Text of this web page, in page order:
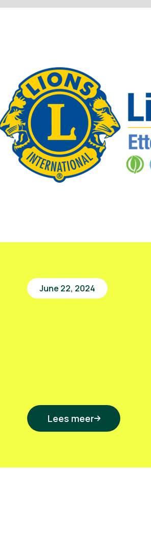
June 22, 2024
Lees meer